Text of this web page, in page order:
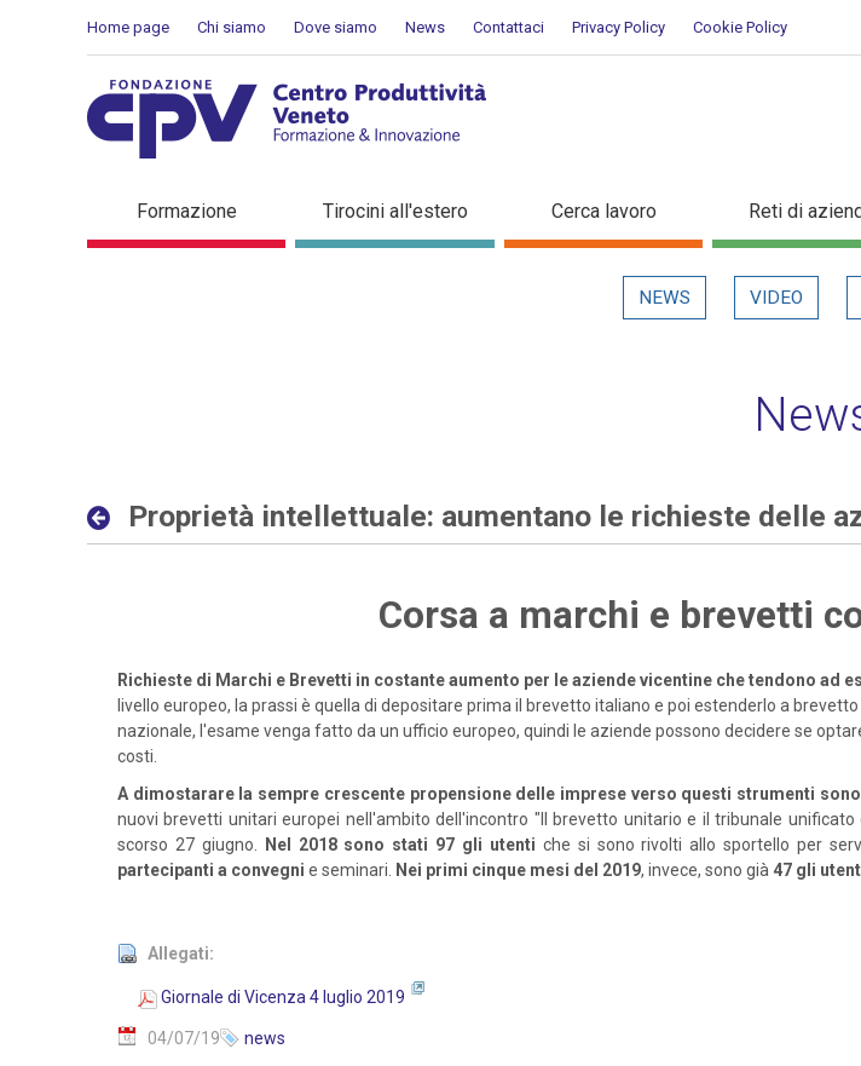
Home page Chi siamo Dove siamo News Contattaci Privacy Policy Cookie Policy
Proprietà intellettuale: aumentano le
Formazione Tirocini all'estero Cerca lavoro Reti di
NEWS VIDEO
Proprietà intellettuale: aumentano le richieste delle
Corsa a marchi e brevetti
Richieste di Marchi e Brevetti in costante aumento per le aziende vicentine che tendono ad
livello europeo, la prassi è quella di depositare prima il brevetto italiano e poi estenderlo a
nazionale, l'esame venga fatto da un ufficio europeo, quindi le aziende possono decidere se
costi.
A dimostarare la sempre crescente propensione delle imprese verso questi strumenti
nuovi brevetti unitari europei nell'ambito dell'incontro "Il brevetto unitario e il tribunale
scorso 27 giugno.
Nel 2018 sono stati 97 gli utenti che si sono rivolti allo sportello per
partecipanti a convegni e seminari. Nei primi cinque mesi del 2019, invece, sono già 47 gli
Allegati:
Giornale di Vicenza 4 luglio 2019
04/07/19 news